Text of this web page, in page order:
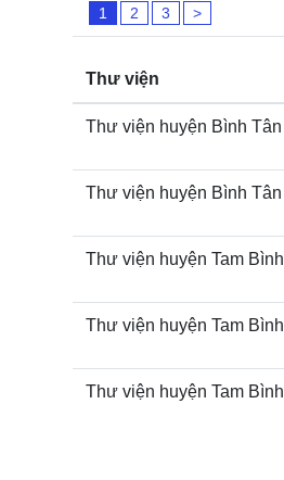
1 2 3 >
Thư viện
Thư viện huyện Bình Tân
Thư viện huyện Bình Tân
Thư viện huyện Tam Bình
Thư viện huyện Tam Bình
Thư viện huyện Tam Bình